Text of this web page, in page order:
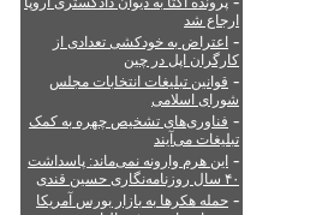
ارجاع شد
- اعتراض به خودکشی تعدادی از
کارگران اپل در چین
- قوانین تبلیغات انتخابات مجلس
شورای اسلامی
- فناوری‌های تشخیص چهره به کمک
تبلیغات می‌آیند
- این هرم وارونه نمی‌ماند: پاسداشت
۴۰ سال روزنامه‌نگاری حسین قندی
- حمله هکرها به بازار بورس آمریکا